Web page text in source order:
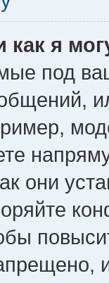
как я
под
они